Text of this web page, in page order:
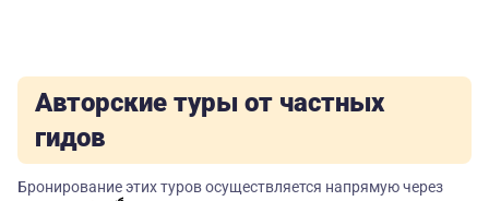
Авторские туры от частных
гидов
Бронирование этих туров осуществляется напрямую через